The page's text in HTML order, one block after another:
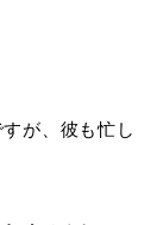
が、彼も忙し